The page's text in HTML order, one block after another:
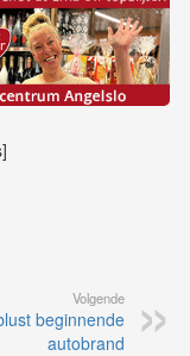
Volgende
beginnende
autobrand